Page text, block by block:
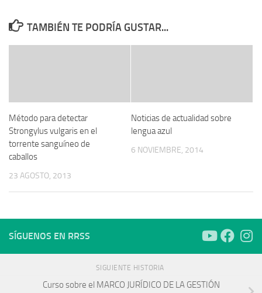
TAMBIÉN TE PODRÍA GUSTAR...
Método para detectar
Strongylus vulgaris en el
torrente sanguíneo de
caballos
23 AGOSTO, 2013
Noticias de actualidad sobre
lengua azul
6 NOVIEMBRE, 2014
SÍGUENOS EN RRSS
SIGUIENTE HISTORIA
Curso sobre el MARCO JURÍDICO DE LA GESTIÓN